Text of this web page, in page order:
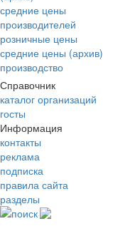
средние цены
производителей
розничные цены
средние цены (архив)
производство
Справочник
каталог организаций
госты
Информация
контакты
реклама
подписка
правила сайта
разделы
поиск